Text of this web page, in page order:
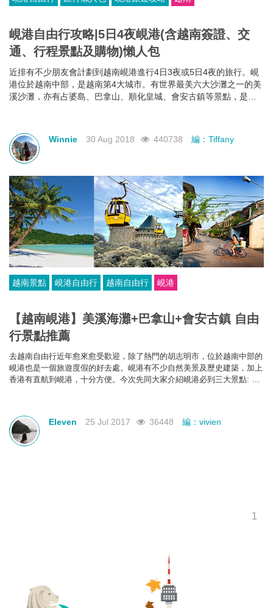
峴港自由行攻略|5日4夜峴港(含越南簽證、交
通、行程景點及購物)懶人包
近排有不少朋友會計劃到越南峴港進行4日3夜或5日4夜的旅行。峴
港位於越南中部，是越南第4大城市。有世界最美六大沙灘之一的美
溪沙灘，亦有占婆島、巴拿山、順化皇城、會安古鎮等景點，是一
購物攻略，要去峴港旅行的朋友不要錯過!
Winnie 30 Aug 2018 440738 編：Tiffany
越南景點 峴港自由行 越南自由行 峴港
【越南峴港】美溪海灘+巴拿山+會安古鎮 自由
行景點推薦
去越南自由行近年愈來愈受歡迎，除了熱門的胡志明市，位於越南中部的
峴港也是一個旅遊度假的好去處。峴港有不少自然美景及歷史建築，加上
香港有直航到峴港，十分方便。今次先同大家介紹峴港必到三大景點: 美
Eleven 25 Jul 2017 36448 編：vivien
1